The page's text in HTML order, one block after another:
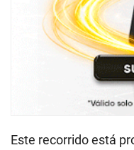
Este recorrido está